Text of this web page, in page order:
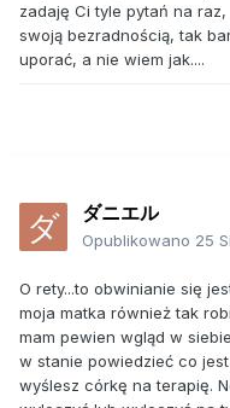
zadaję Ci tyle pytań na
swoją bezradnością, tak
uporać, a nie wiem jak....
ダニエル
Opublikowano 25
O rety...to obwinianie się
moja matka również tak
mam pewien wgląd w
w stanie powiedzieć co
wyślesz córkę na terapię.